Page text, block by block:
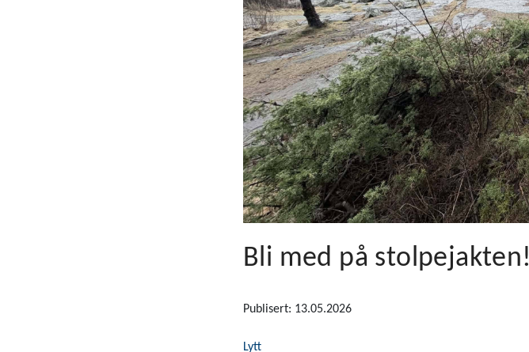
Bli med på stolpejakten!
Publisert: 13.05.2026
Lytt